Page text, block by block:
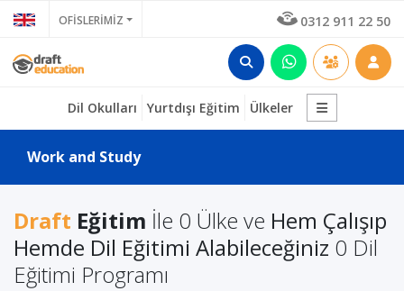
OFİSLERİMİZ 0312 911 22 50
Dil Okulları Yurtdışı Eğitim Ülkeler
Work and Study
Draft Eğitim İle 0 Ülke ve Hem Çalışıp
Hemde Dil Eğitimi Alabileceğiniz 0 Dil
Eğitimi Programı